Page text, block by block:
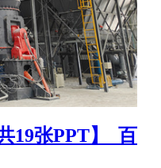
19张PPT】_百